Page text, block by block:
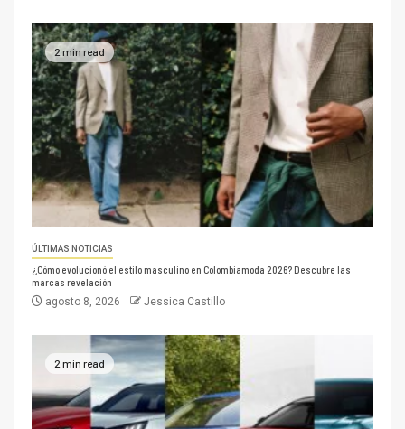
2 min read
ÚLTIMAS NOTICIAS
¿Cómo evolucionó el estilo masculino en Colombiamoda 2026? Descubre las
marcas revelación
agosto 8, 2026 Jessica Castillo
2 min read